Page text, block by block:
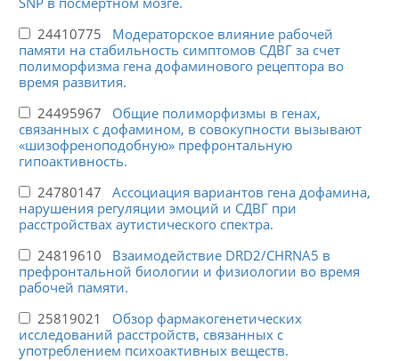
24410775 Модераторское влияние рабочей
памяти на стабильность симптомов СДВГ за счет
полиморфизма гена дофаминового рецептора во
время развития.
24495967 Общие полиморфизмы в генах,
связанных с дофамином, в совокупности вызывают
«шизофреноподобную» префронтальную
гипоактивность.
24780147 Ассоциация вариантов гена дофамина,
нарушения регуляции эмоций и СДВГ при
расстройствах аутистического спектра.
24819610 Взаимодействие DRD2/CHRNA5 в
префронтальной биологии и физиологии во время
рабочей памяти.
25819021 Обзор фармакогенетических
исследований расстройств, связанных с
употреблением психоактивных веществ.